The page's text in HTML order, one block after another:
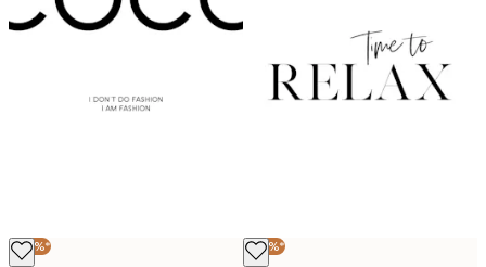
-40%* -40%*